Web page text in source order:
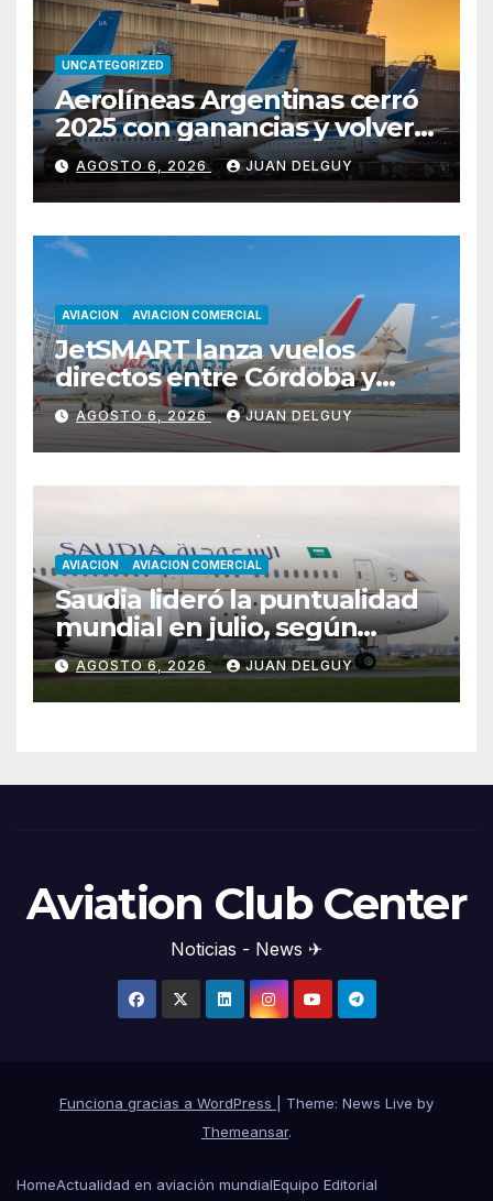
UNCATEGORIZED
Aerolíneas Argentinas cerró
2025 con ganancias y volverá
a pagar impuesto a las
ganancias
AGOSTO 6, 2026 JUAN DELGUY
AVIACION AVIACION COMERCIAL
JetSMART lanza vuelos
directos entre Córdoba y
Florianópolis
AGOSTO 6, 2026 JUAN DELGUY
AVIACION AVIACION COMERCIAL
Saudia lideró la puntualidad
mundial en julio, según
Cirium
AGOSTO 6, 2026 JUAN DELGUY
Aviation Club Center
Noticias - News ✈
Funciona gracias a WordPress
Theme: News Live by
Themeansar.
HomeActualidad en aviación mundialEquipo Editorial